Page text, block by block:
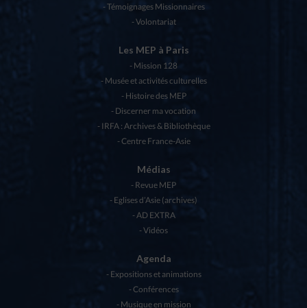
Témoignages Missionnaires
Volontariat
Les MEP à Paris
Mission 128
Musée et activités culturelles
Histoire des MEP
Discerner ma vocation
IRFA : Archives & Bibliothèque
Centre France-Asie
Médias
Revue MEP
Eglises d’Asie (archives)
AD EXTRA
Vidéos
Agenda
Expositions et animations
Conférences
Musique en mission